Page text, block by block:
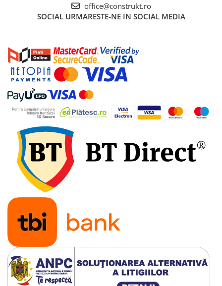
Rigole de dus
Mobilier baie
Accesorii baie
Accesorii bucatarie
Accesorii lavoare
Accesorii rezervoare si vase WC
Accesorii cazi si cabine de dus
Articole sanitare
Uscatoare pentru maini
Echipamente pentru irigatii
Kit irigare gazon
Kit irigare gradina
Teava pentru irigatii
Fitinguri pentru irigatii
Robinete
Filtre pentru irigatii
Banda de picurare
office@construkt.ro
SOCIAL URMARESTE-NE IN SOCIAL MEDIA